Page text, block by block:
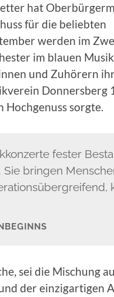
hat
für die beliebten
werden im
im blauen
und Zuhörern
Donnersberg
Hochgenuss sorgte.
fester
bringen
sei die Mischung
der einzigartigen